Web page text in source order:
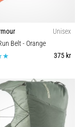
Unisex
Belt- Orange
375 kr